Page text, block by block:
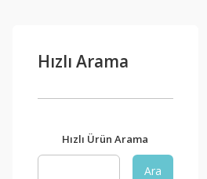
Hızlı Arama
Hızlı Ürün Arama
Ara